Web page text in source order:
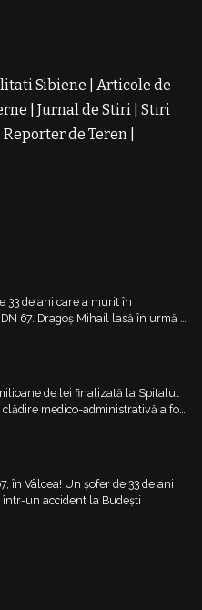
Sibiene
Articole de
Jurnal de Stiri Stiri
Reporter de Teren
33 de ani care a murit în
67. Dragoș Mihail lasă în urmă o
de lei finalizată la Spitalul
medico-administrativă a fost
în Vâlcea! Un șofer de 33 de ani
un accident la Budești